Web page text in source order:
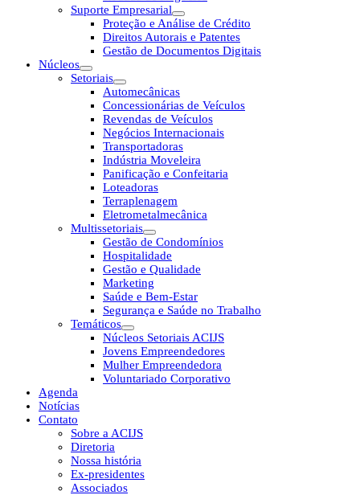
Suporte Empresarial
Proteção e Análise de Crédito
Direitos Autorais e Patentes
Gestão de Documentos Digitais
Núcleos
Setoriais
Automecânicas
Concessionárias de Veículos
Revendas de Veículos
Negócios Internacionais
Transportadoras
Indústria Moveleira
Panificação e Confeitaria
Loteadoras
Terraplenagem
Eletrometalmecânica
Multissetoriais
Gestão de Condomínios
Hospitalidade
Gestão e Qualidade
Marketing
Saúde e Bem-Estar
Segurança e Saúde no Trabalho
Temáticos
Núcleos Setoriais ACIJS
Jovens Empreendedores
Mulher Empreendedora
Voluntariado Corporativo
Agenda
Notícias
Contato
Sobre a ACIJS
Diretoria
Nossa história
Ex-presidentes
Associados